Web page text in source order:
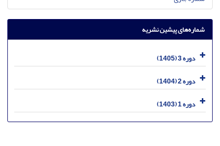
شماره‌های پیشین نشریه
دوره 3 (1405)
دوره 2 (1404)
دوره 1 (1403)